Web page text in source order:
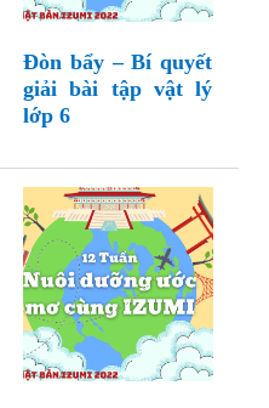
Đòn bẩy – Bí quyết
giải bài tập vật lý
lớp 6